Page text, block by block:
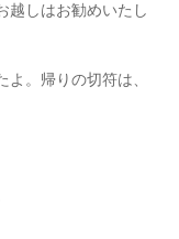
越しはお勧めいたし
。帰りの切符は、